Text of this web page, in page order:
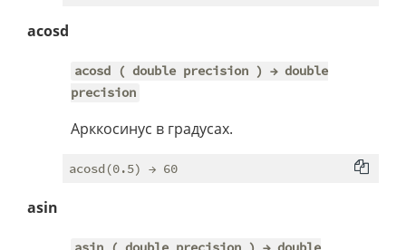
acosd
acosd ( double precision ) → double
precision
Арккосинус в градусах.
asin